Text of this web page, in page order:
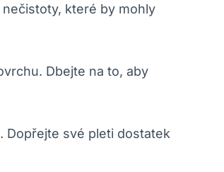
které by mohly
Dbejte na to, aby
Dopřejte své pleti dostatek